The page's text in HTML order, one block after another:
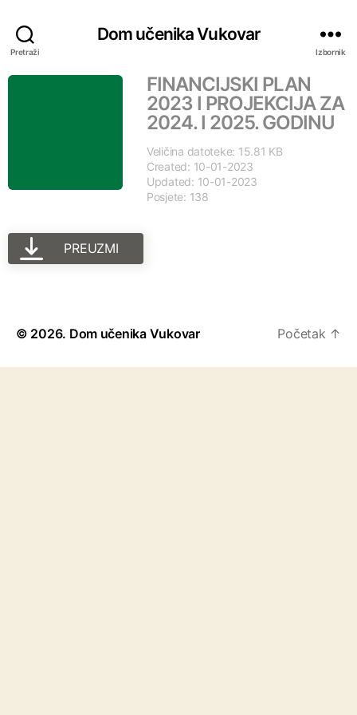
Pretraži
Dom učenika Vukovar
Izbornik
FINANCIJSKI PLAN
2023 I PROJEKCIJA ZA
2024. I 2025. GODINU
Veličina datoteke: 15.81 KB
Created: 10-01-2023
Updated: 10-01-2023
Posjete: 138
PREUZMI
© 2026. Dom učenika Vukovar Početak ↑